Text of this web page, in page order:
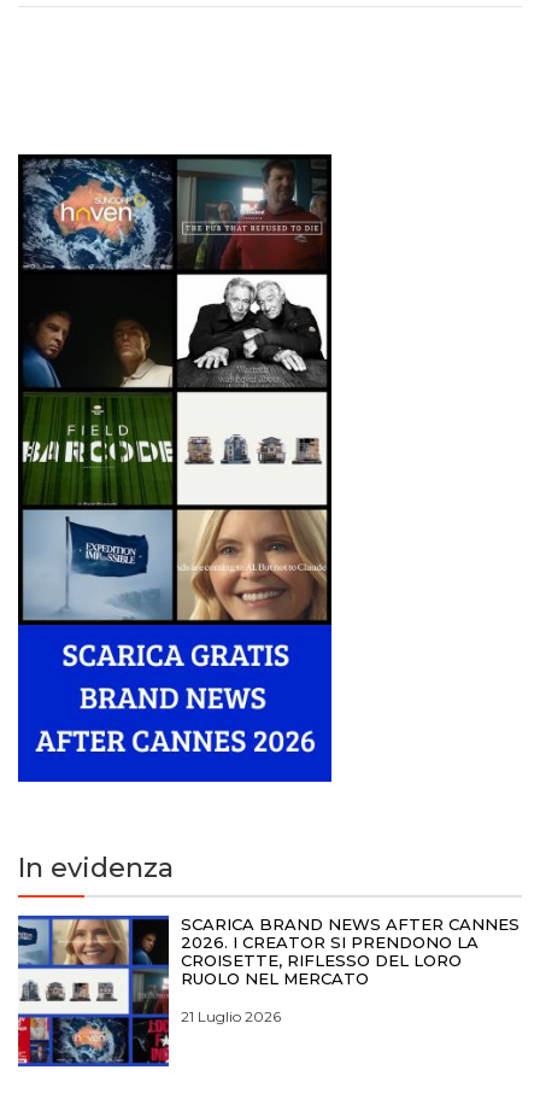
In evidenza
SCARICA BRAND NEWS AFTER CANNES
2026. I CREATOR SI PRENDONO LA
CROISETTE, RIFLESSO DEL LORO
RUOLO NEL MERCATO
21 Luglio 2026